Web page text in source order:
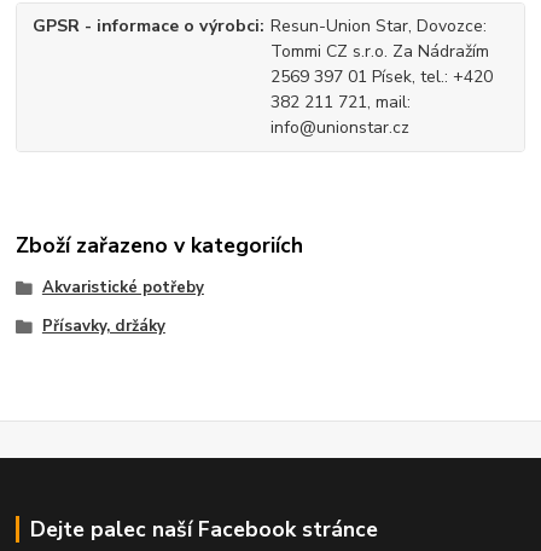
GPSR - informace o výrobci Resun-Union Star, Dovozce:
Tommi CZ s.r.o. Za Nádražím
2569 397 01 Písek, tel.: +420
382 211 721, mail:
info@unionstar.cz
Zboží zařazeno v kategoriích
Akvaristické potřeby
Přísavky, držáky
Dejte palec naší Facebook stránce